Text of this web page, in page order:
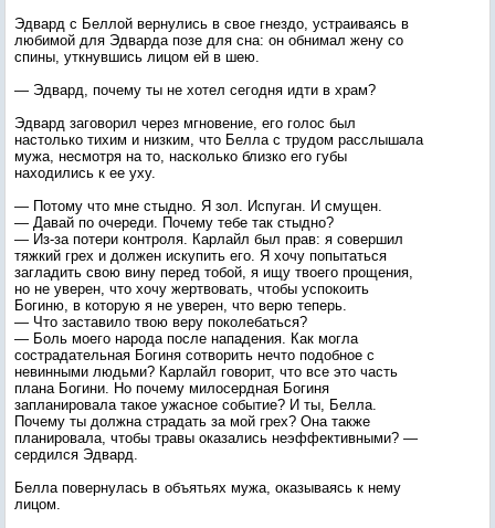
Эдвард с Беллой вернулись в свое гнездо, устраиваясь в
любимой для Эдварда позе для сна: он обнимал жену со
спины, уткнувшись лицом ей в шею.
— Эдвард, почему ты не хотел сегодня идти в храм?
Эдвард заговорил через мгновение, его голос был
настолько тихим и низким, что Белла с трудом расслышала
мужа, несмотря на то, насколько близко его губы
находились к ее уху.
— Потому что мне стыдно. Я зол. Испуган. И смущен.
— Давай по очереди. Почему тебе так стыдно?
— Из-за потери контроля. Карлайл был прав: я совершил
тяжкий грех и должен искупить его. Я хочу попытаться
загладить свою вину перед тобой, я ищу твоего прощения,
но не уверен, что хочу жертвовать, чтобы успокоить
Богиню, в которую я не уверен, что верю теперь.
— Что заставило твою веру поколебаться?
— Боль моего народа после нападения. Как могла
сострадательная Богиня сотворить нечто подобное с
невинными людьми? Карлайл говорит, что все это часть
плана Богини. Но почему милосердная Богиня
запланировала такое ужасное событие? И ты, Белла.
Почему ты должна страдать за мой грех? Она также
планировала, чтобы травы оказались неэффективными? —
сердился Эдвард.
Белла повернулась в объятьях мужа, оказываясь к нему
лицом.